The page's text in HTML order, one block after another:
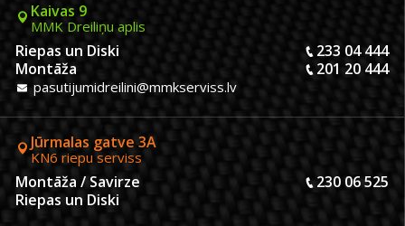
Kaivas 9
MMK Dreiliņu aplis
Riepas un Diski
233 04 444
Montāža
201 20 444
pasutijumidreilini@mmkserviss.lv
Jūrmalas gatve 3A
KN6 riepu serviss
Montāža / Savirze
230 06 525
Riepas un Diski